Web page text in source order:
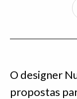
O designer
propostas